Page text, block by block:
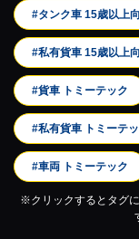
#タンク車 15歳以上
#私有貨車 15歳以上
#貨車 トミーテック
#私有貨車 トミーテ
#車両 トミーテック
※クリックするとタグ